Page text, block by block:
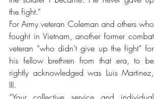
the fight.”
For Army veteran Coleman and others who
fought in Vietnam, another former combat
veteran “who didn’t give up the fight” for
his fellow brethren from that era, to be
rightly acknowledged was Luis Martinez,
III.